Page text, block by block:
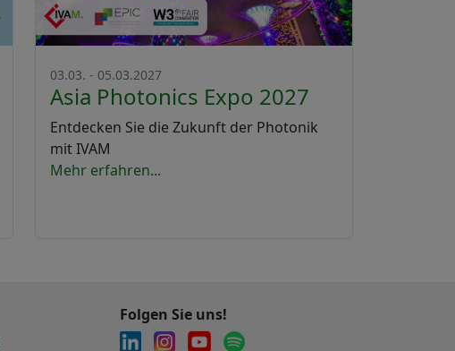
03.03. - 05.03.2027
Asia Photonics Expo 2027
Entdecken Sie die Zukunft der Photonik
mit IVAM
Mehr erfahren...
Folgen Sie uns!